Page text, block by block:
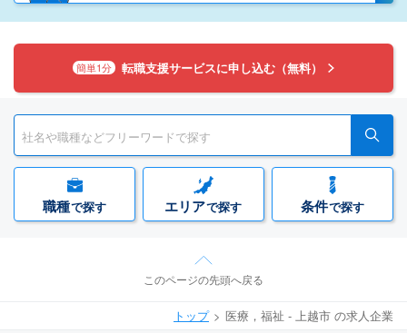
簡単1分 転職支援サービスに申し込む（無料）
職種で探す エリアで探す 条件で探す
このページの先頭へ戻る
トップ 医療，福祉 - 上越市 の求人企業